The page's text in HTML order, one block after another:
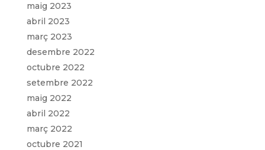
maig 2023
abril 2023
març 2023
desembre 2022
octubre 2022
setembre 2022
maig 2022
abril 2022
març 2022
octubre 2021